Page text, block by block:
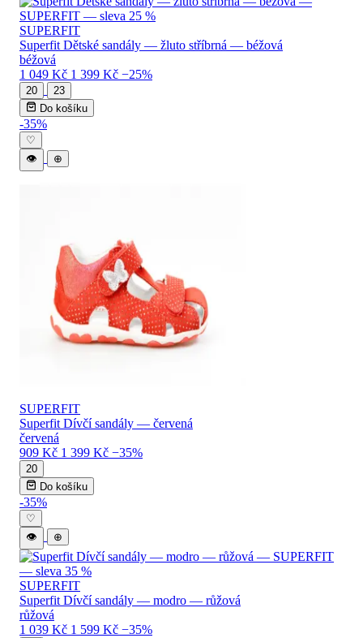
SUPERFIT
Superfit Dětské sandály — žluto stříbrná — béžová
béžová
1 049 Kč 1 399 Kč −25%
20
23
Do košíku
-35%
♡
👁
⊕
SUPERFIT
Superfit Dívčí sandály — červená
červená
909 Kč 1 399 Kč −35%
20
Do košíku
-35%
♡
👁
⊕
SUPERFIT
Superfit Dívčí sandály — modro — růžová
růžová
1 039 Kč 1 599 Kč −35%